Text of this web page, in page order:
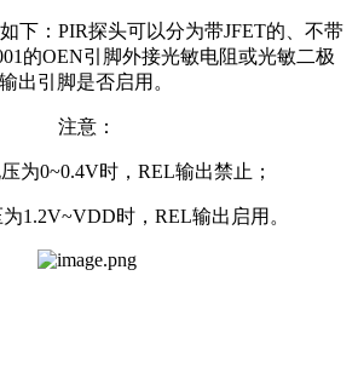
下：PIR探头可以分为带JFET的、不带
的OEN引脚外接光敏电阻或光敏二极
出引脚是否启用。
注意：
为0~0.4V时，REL输出禁止；
1.2V~VDD时，REL输出启用。